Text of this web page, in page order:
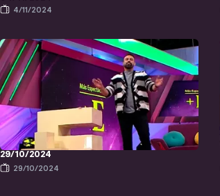
4/11/2024
29/10/2024
29/10/2024